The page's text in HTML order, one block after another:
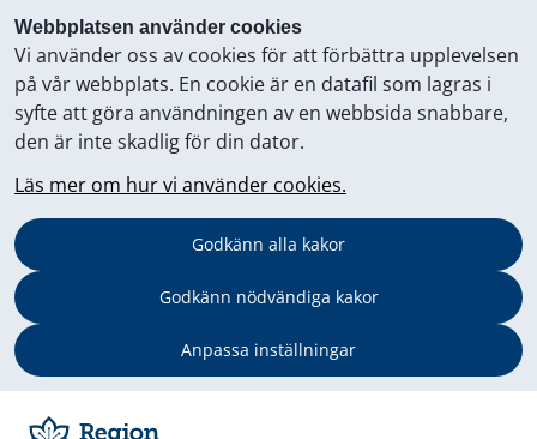
Webbplatsen använder cookies
Vi använder oss av cookies för att förbättra upplevelsen
på vår webbplats. En cookie är en datafil som lagras i
syfte att göra användningen av en webbsida snabbare,
den är inte skadlig för din dator.
Läs mer om hur vi använder cookies.
Godkänn alla kakor
Godkänn nödvändiga kakor
Anpassa inställningar